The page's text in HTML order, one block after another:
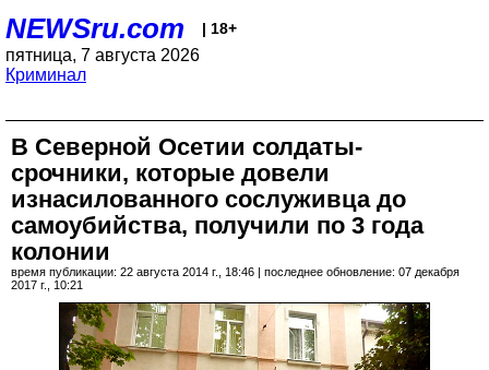
NEWSru.com | 18+
пятница, 7 августа 2026
Криминал
В Северной Осетии солдаты-
срочники, которые довели
изнасилованного сослуживца до
самоубийства, получили по 3 года
колонии
время публикации: 22 августа 2014 г., 18:46 | последнее обновление: 07 декабря
2017 г., 10:21